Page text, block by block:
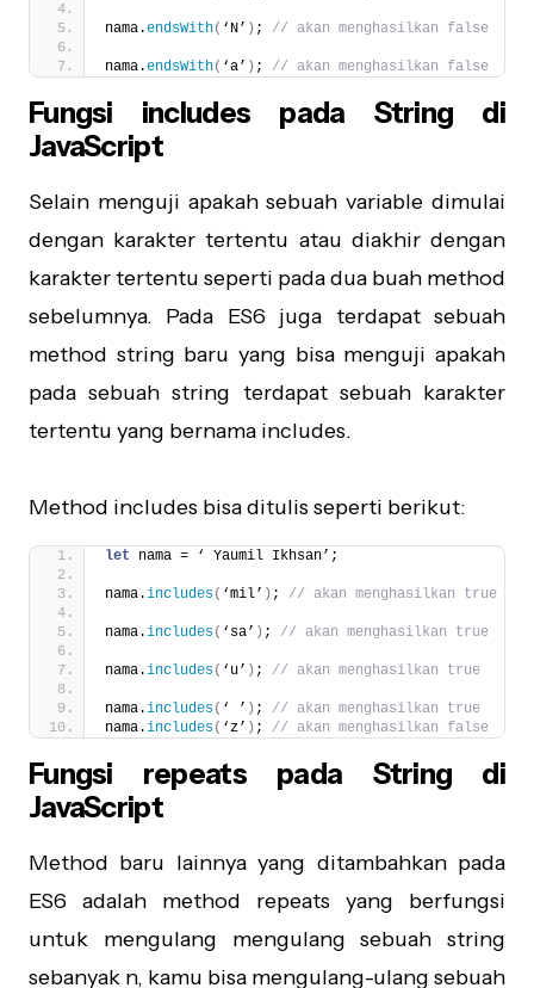
nama.endsWith( ‘N’ ) ; // akan menghasilkan false
nama.endsWith( ‘a’ ) ; // akan menghasilkan false
Fungsi includes pada String di
JavaScript
Selain menguji apakah sebuah variable dimulai
dengan karakter tertentu atau diakhir dengan
karakter tertentu seperti pada dua buah method
sebelumnya. Pada ES6 juga terdapat sebuah
method string baru yang bisa menguji apakah
pada sebuah string terdapat sebuah karakter
tertentu yang bernama includes.
Method includes bisa ditulis seperti berikut:
let nama = ‘ Yaumil Ikhsan’;
nama.includes( ‘mil’ ) ; // akan menghasilkan true
nama.includes( ‘sa’ ) ; // akan menghasilkan true
nama.includes( ‘u’ ) ; // akan menghasilkan true
nama.includes( ‘ ’ ) ; // akan menghasilkan true
nama.includes( ‘z’ ) ; // akan menghasilkan false
Fungsi repeats pada String di
JavaScript
Method baru lainnya yang ditambahkan pada
ES6 adalah method repeats yang berfungsi
untuk mengulang mengulang sebuah string
sebanyak n, kamu bisa mengulang-ulang sebuah